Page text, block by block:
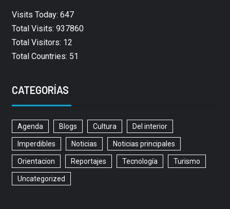
Visits Today: 647
Total Visits: 937860
Total Visitors: 12
Total Countries: 51
CATEGORÍAS
Agenda Blogs Cultura Del interior
Imperdibles Noticias Noticias principales
Orientacion Reportajes Tecnología Turismo
Uncategorized